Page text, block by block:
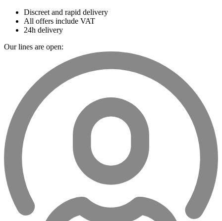
Discreet and rapid delivery
All offers include VAT
24h delivery
Our lines are open: